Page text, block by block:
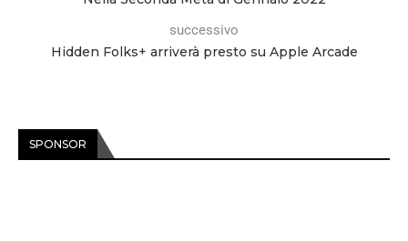
successivo
Hidden Folks+ arriverà presto su Apple Arcade
SPONSOR